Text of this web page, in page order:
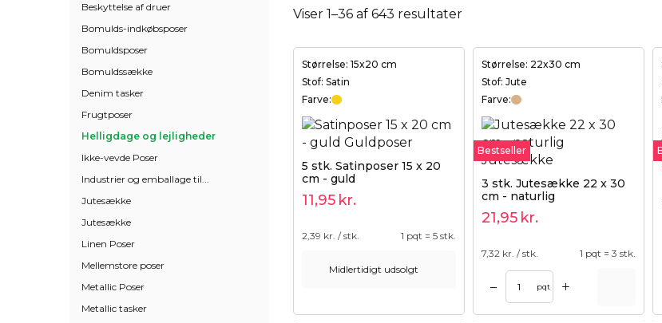
Beskyttelse af druer
Bomulds-indkøbsposer
Bomuldsposer
Bomuldssække
Denim tasker
Frugtposer
Helligdage og lejligheder
Ikke-vevde Poser
Industrier og emballage til...
Jutesække
Jutesække
Linen Poser
Mellemstore poser
Metallic Poser
Metallic tasker
Viser 1–36 af 643 resultater
Størrelse: 15x20 cm
Stof: Satin
Farve:
5 stk. Satinposer 15 x 20
cm - guld
11,95 kr.
2,39 kr. / stk. 1 pqt = 5 stk.
Midlertidigt udsolgt
Størrelse: 22x30 cm
Stof: Jute
Farve:
Bestseller
3 stk. Jutesække 22 x 30
cm - naturlig
21,95 kr.
7,32 kr. / stk. 1 pqt = 3 stk.
– pqt +
Tilføj til kurv